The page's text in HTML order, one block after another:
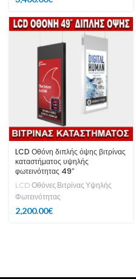
LCD Οθόνη διπλής όψης βιτρίνας
καταστήματος υψηλής
φωτεινότητας 49″
LCD Οθόνες Βιτρίνας Υψηλής
Φωτεινότητας
2,200.00€